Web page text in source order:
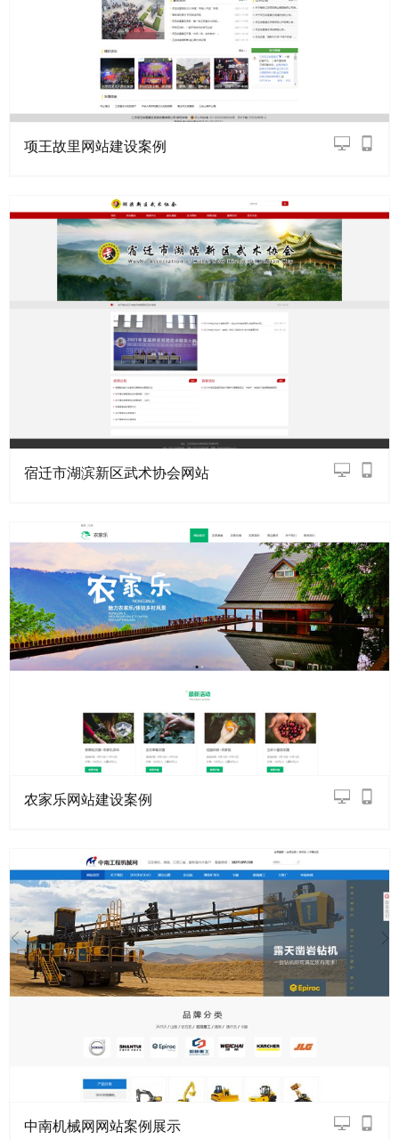
项王故里网站建设案例
宿迁市湖滨新区武术协会网站
农家乐网站建设案例
中南机械网网站案例展示